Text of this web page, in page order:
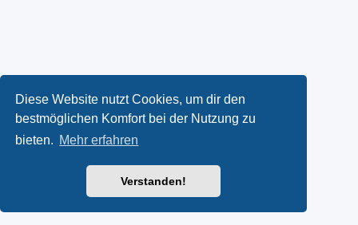
Diese Website nutzt Cookies, um dir den
bestmöglichen Komfort bei der Nutzung zu
bieten. Mehr erfahren
Verstanden!